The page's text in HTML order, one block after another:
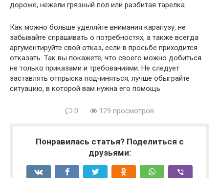
дороже, нежели грязный пол или разбитая тарелка.
Как можно больше уделяйте внимания карапузу, не
забывайте спрашивать о потребностях, а также всегда
аргументируйте свой отказ, если в просьбе приходится
отказать. Так вы покажете, что своего можно добиться
не только приказами и требованиями. Не следует
заставлять отпрыска подчиняться, лучше обыграйте
ситуацию, в которой вам нужна его помощь.
0 129 просмотров
Понравилась статья? Поделиться с
друзьями: